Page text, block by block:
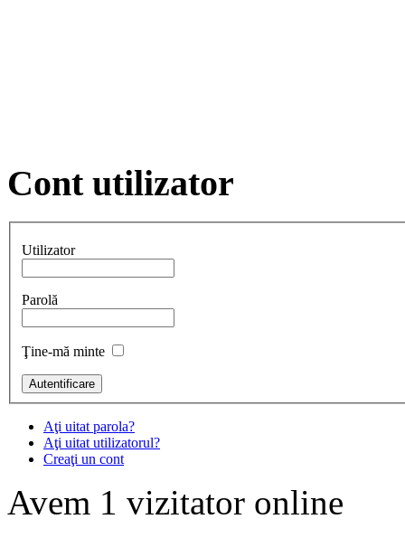
Contutilizator
Utilizator
Parolă
Ţine-mă minte
Aţi uitat parola?
Aţi uitat utilizatorul?
Creaţi un cont
Avem 1 vizitator online